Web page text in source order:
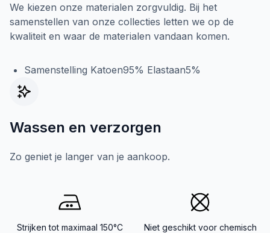
We kiezen onze materialen zorgvuldig. Bij het
samenstellen van onze collecties letten we op de
kwaliteit en waar de materialen vandaan komen.
Samenstelling Katoen95% Elastaan5%
Wassen en verzorgen
Zo geniet je langer van je aankoop.
Strijken tot maximaal 150°C
Niet geschikt voor chemisch